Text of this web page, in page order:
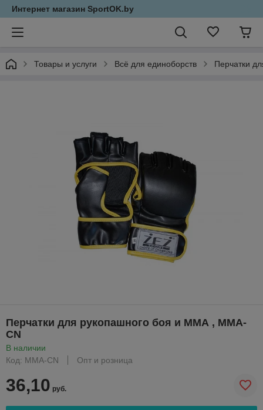
Интернет магазин SportOK.by
Товары и услуги Всё для единоборств Перчатки
Перчатки для рукопашного боя и ММА , MMA-
CN
В наличии
Код: MMA-CN
Опт и розница
36,10 руб.